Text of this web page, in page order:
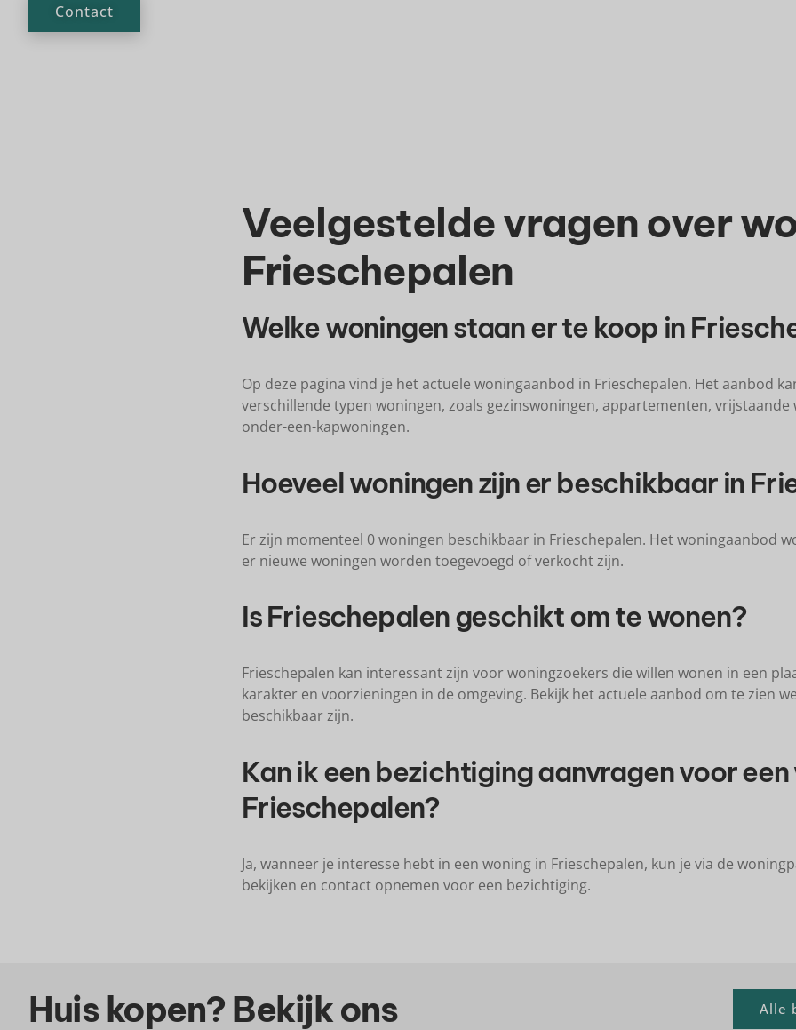
Contact
Veelgestelde vragen over
Frieschepalen
Welke woningen staan er te koop in
Op deze pagina vind je het actuele woningaanbod in Frieschepalen. Het aanbod
verschillende typen woningen, zoals gezinswoningen, appartementen, vrijstaande
onder-een-kapwoningen.
Hoeveel woningen zijn er beschikbaar in
Er zijn momenteel 0 woningen beschikbaar in Frieschepalen. Het woningaanbod
er nieuwe woningen worden toegevoegd of verkocht zijn.
Is Frieschepalen geschikt om te wonen?
Frieschepalen kan interessant zijn voor woningzoekers die willen wonen in een
karakter en voorzieningen in de omgeving. Bekijk het actuele aanbod om te zien
beschikbaar zijn.
Kan ik een bezichtiging aanvragen voor
Frieschepalen?
Ja, wanneer je interesse hebt in een woning in Frieschepalen, kun je via de
bekijken en contact opnemen voor een bezichtiging.
Huis kopen? Bekijk ons
Alle